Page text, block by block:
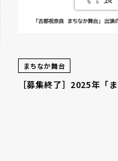
まちなか舞台
［募集終了］2025年「